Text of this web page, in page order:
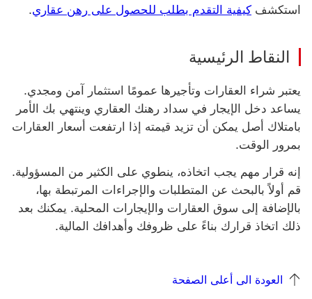
استكشف كيفية التقدم بطلب للحصول على رهن عقاري.
النقاط الرئيسية
يعتبر شراء العقارات وتأجيرها عمومًا استثمار آمن ومجدي.
يساعد دخل الإيجار في سداد رهنك العقاري وينتهي بك الأمر
بامتلاك أصل يمكن أن تزيد قيمته إذا ارتفعت أسعار العقارات
بمرور الوقت.
إنه قرار مهم يجب اتخاذه، ينطوي على الكثير من المسؤولية.
قم أولاً بالبحث عن المتطلبات والإجراءات المرتبطة بها،
بالإضافة إلى سوق العقارات والإيجارات المحلية. يمكنك بعد
ذلك اتخاذ قرارك بناءً على ظروفك وأهدافك المالية.
العودة الى أعلى الصفحة